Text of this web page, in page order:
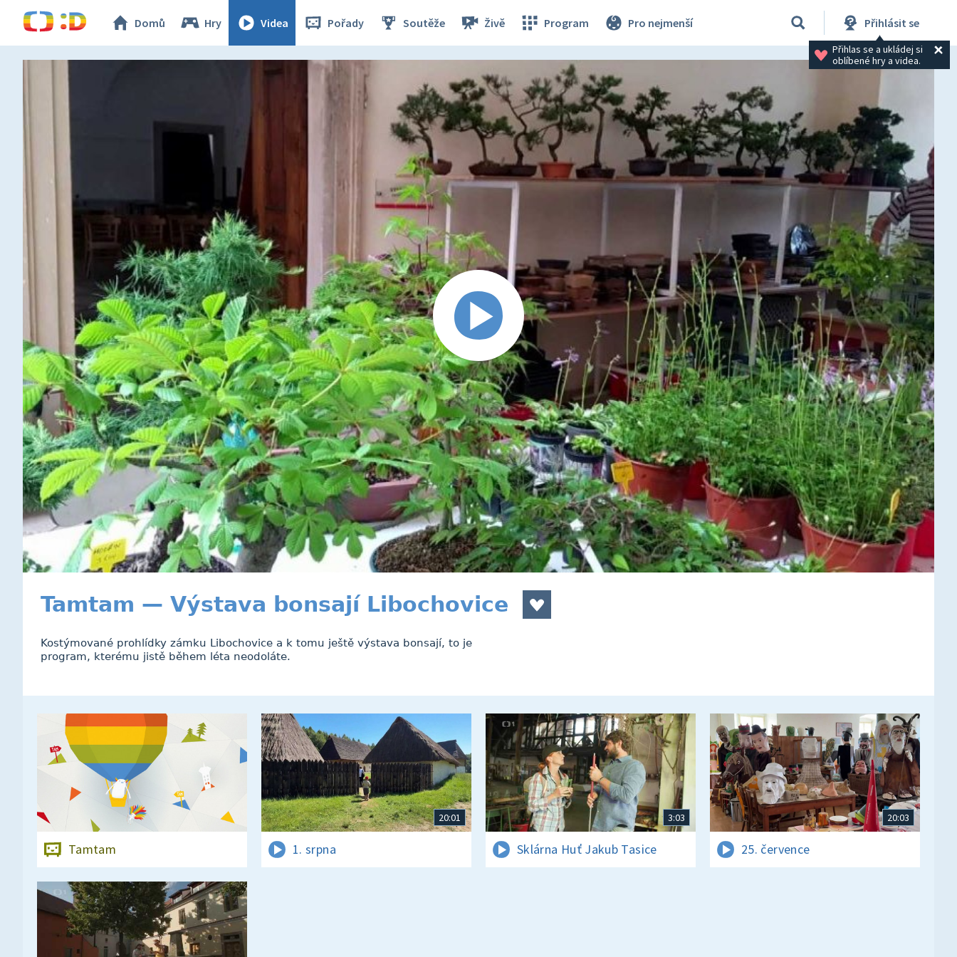
Domů Hry Videa Pořady Soutěže Živě Program Pro nejmenší Přihlásit se
Přihlas se a ukládej si
oblíbené hry a videa.
Tamtam — Výstava bonsají Libochovice
Kostýmované prohlídky zámku Libochovice a k tomu ještě výstava bonsají, to je
program, kterému jistě během léta neodoláte.
Tamtam
20:01
1. srpna
3:03
Sklárna Huť Jakub Tasice
20:03
25. července